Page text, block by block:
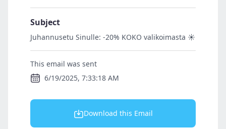
Subject
Juhannusetu Sinulle: -20% KOKO valikoimasta ☀️
This email was sent
6/19/2025, 7:33:18 AM
Download this Email